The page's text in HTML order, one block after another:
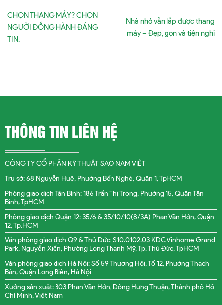
CHỌN THANG MÁY? CHỌN
NGƯỜI ĐỒNG HÀNH ĐÁNG
TIN.
Nhà nhỏ vẫn lắp được thang
máy – Đẹp, gọn và tiện nghi
THÔNG TIN LIÊN HỆ
CÔNG TY CỔ PHẦN KỸ THUẬT SAO NAM VIỆT
Trụ sở: 68 Nguyễn Huệ, Phường Bến Nghé, Quận 1, TpHCM
Phòng giao dịch Tân Bình: 186 Trần Thị Trọng, Phường 15, Quận Tân
Bình, TpHCM
Phòng giao dịch Quận 12: 35/6 & 35/10/10(8/3A) Phan Văn Hớn, Quận
12, Tp.HCM
Văn phòng giao dịch Q9 & Thủ Đức: S10.0102.03 KDC Vinhome Grand
Park, Nguyễn Xiển, Phường Long Thạnh Mỹ, Tp. Thủ Đức, TpHCM
Văn phòng giao dịch Hà Nội: Số 59 Thương Hội, Tổ 12, Phường Thạch
Bàn, Quận Long Biên, Hà Nội
Xưởng sản xuất: 303 Phan Văn Hớn, Đông Hưng Thuận, Thành phố Hồ
Chí Minh, Việt Nam